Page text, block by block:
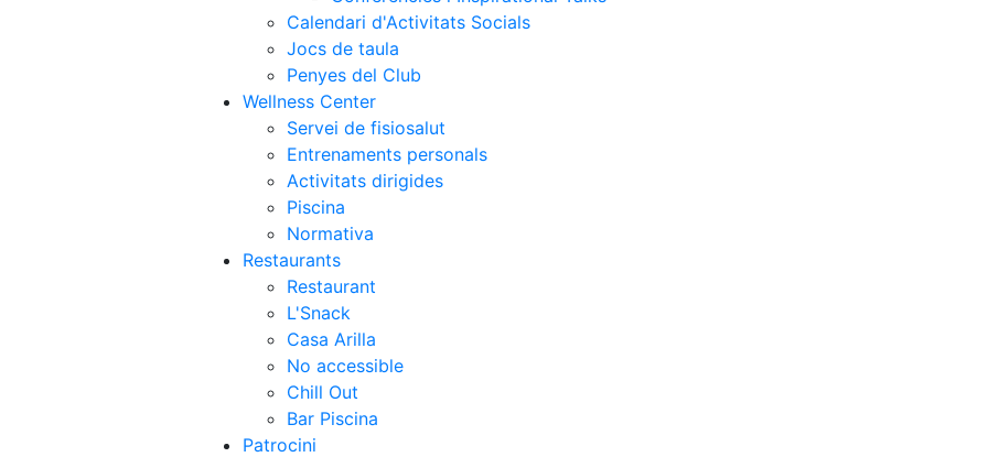
Calendari d'Activitats Socials
Jocs de taula
Penyes del Club
Wellness Center
Servei de fisiosalut
Entrenaments personals
Activitats dirigides
Piscina
Normativa
Restaurants
Restaurant
L'Snack
Casa Arilla
No accessible
Chill Out
Bar Piscina
Patrocini